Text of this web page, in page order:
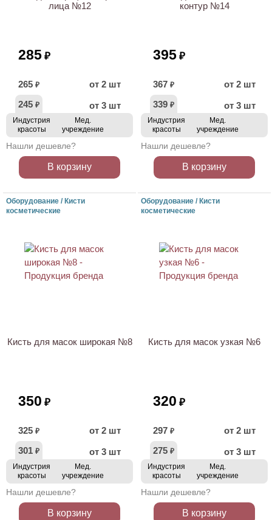
лица №12
285 ₽
265 ₽
от 2 шт
245 ₽ от 3 шт
Индустрия
красоты
Мед.
учреждение
Нашли дешевле?
В корзину
контур №14
395 ₽
367 ₽
от 2 шт
339 ₽ от 3 шт
Индустрия
красоты
Мед.
учреждение
Нашли дешевле?
В корзину
Оборудование / Кисти
косметические
Кисть для масок широкая №8
350 ₽
325 ₽
от 2 шт
301 ₽ от 3 шт
Индустрия
красоты
Мед.
учреждение
Нашли дешевле?
В корзину
Оборудование / Кисти
косметические
Кисть для масок узкая №6
320 ₽
297 ₽
от 2 шт
275 ₽ от 3 шт
Индустрия
красоты
Мед.
учреждение
Нашли дешевле?
В корзину